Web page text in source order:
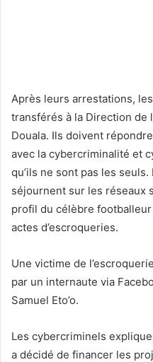
Après leurs arrestations,
transférés à la Direction de
Douala. Ils doivent
avec la cybercriminalité et
qu’ils ne sont pas les
séjournent sur les réseaux
profil du célèbre footballeur
actes d’escroqueries.
Une victime de
par un internaute via
Samuel Eto’o.
Les cybercriminels
a décidé de financer les